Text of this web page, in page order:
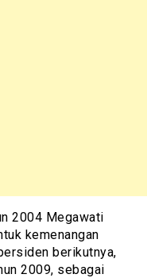
2004 Megawati
kemenangan
berikutnya,
2009, sebagai